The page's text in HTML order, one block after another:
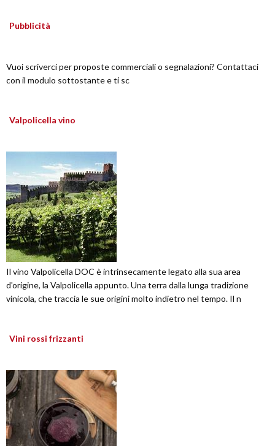
Pubblicità
Vuoi scriverci per proposte commerciali o segnalazioni? Contattaci
con il modulo sottostante e ti sc
Valpolicella vino
Il vino Valpolicella DOC è intrinsecamente legato alla sua area
d'origine, la Valpolicella appunto. Una terra dalla lunga tradizione
vinicola, che traccia le sue origini molto indietro nel tempo. Il n
Vini rossi frizzanti